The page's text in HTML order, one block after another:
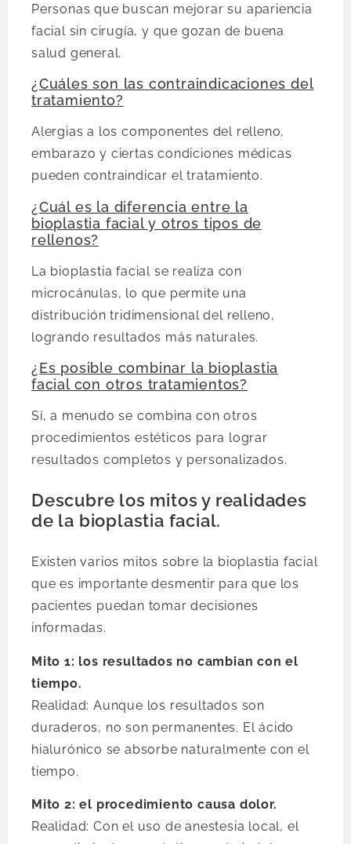
Personas que buscan mejorar su apariencia
facial sin cirugía, y que gozan de buena
salud general.
¿Cuáles son las contraindicaciones del
tratamiento?
Alergias a los componentes del relleno,
embarazo y ciertas condiciones médicas
pueden contraindicar el tratamiento.
¿Cuál es la diferencia entre la
bioplastia facial y otros tipos de
rellenos?
La bioplastia facial se realiza con
microcánulas, lo que permite una
distribución tridimensional del relleno,
logrando resultados más naturales.
¿Es posible combinar la bioplastia
facial con otros tratamientos?
Sí, a menudo se combina con otros
procedimientos estéticos para lograr
resultados completos y personalizados.
Descubre los mitos y realidades
de la bioplastia facial.
Existen varios mitos sobre la bioplastia facial
que es importante desmentir para que los
pacientes puedan tomar decisiones
informadas.
Mito 1: los resultados no cambian con el
tiempo.
Realidad: Aunque los resultados son
duraderos, no son permanentes. El ácido
hialurónico se absorbe naturalmente con el
tiempo.
Mito 2: el procedimiento causa dolor.
Realidad: Con el uso de anestesia local, el